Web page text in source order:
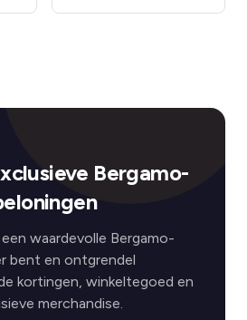
Bergamo-
waardevolle Bergamo-
bent en ontgrendel
kortingen, winkeltegoed en
merchandise.